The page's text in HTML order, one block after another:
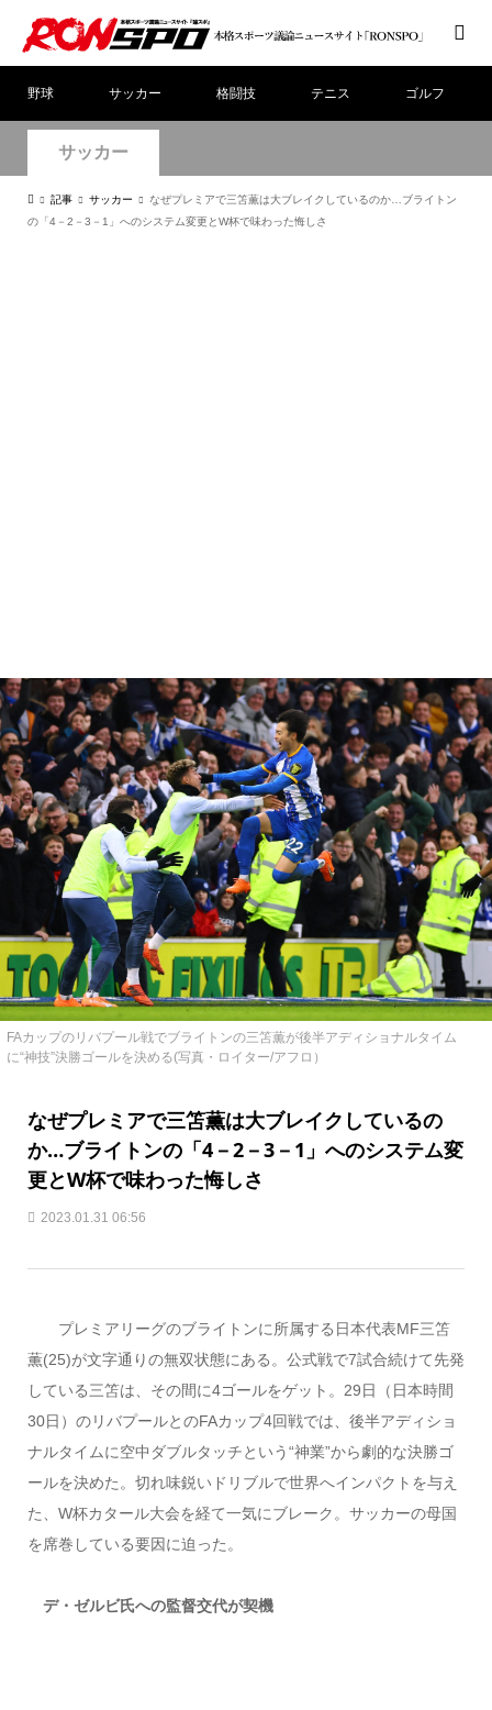
野球 サッカー 格闘技 テニス ゴルフ
サッカー
記事 サッカー
なぜプレミアで三笘薫は大ブレイクしているのか…ブライトン
の「4－2－3－1」へのシステム変更とW杯で味わった悔しさ
FAカップのリバプール戦でブライトンの三笘薫が後半アディショナルタイム
に“神技”決勝ゴールを決める(写真・ロイター/アフロ）
なぜプレミアで三笘薫は大ブレイクしているの
か…ブライトンの「4－2－3－1」へのシステム変
更とW杯で味わった悔しさ
2023.01.31 06:56
プレミアリーグのブライトンに所属する日本代表MF三笘
薫(25)が文字通りの無双状態にある。公式戦で7試合続けて先発
している三笘は、その間に4ゴールをゲット。29日（日本時間
30日）のリバプールとのFAカップ4回戦では、後半アディショ
ナルタイムに空中ダブルタッチという“神業”から劇的な決勝ゴ
ールを決めた。切れ味鋭いドリブルで世界へインパクトを与え
た、W杯カタール大会を経て一気にブレーク。サッカーの母国
を席巻している要因に迫った。
デ・ゼルビ氏への監督交代が契機